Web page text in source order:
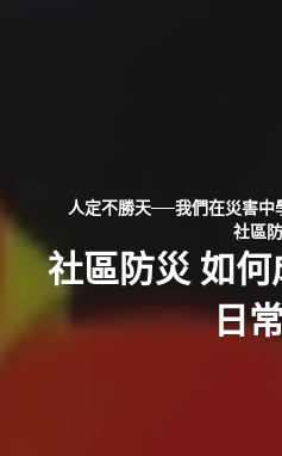
人定不勝天──我們在災害中
社區
社區防災 如
日